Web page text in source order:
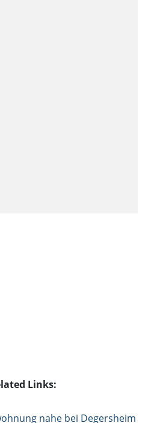
Links:
nahe bei Degersheim